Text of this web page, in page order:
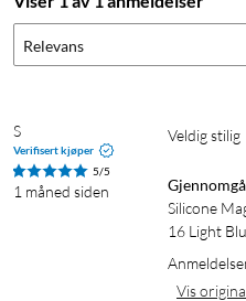
Relevans
S
Verifisert kjøper
5/5
1 måned siden
Veldig stilig
Silicone
16 Light
Vis